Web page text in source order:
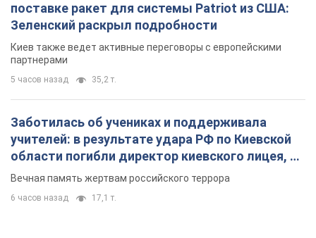
поставке ракет для системы Patriot из США:
Зеленский раскрыл подробности
Киев также ведет активные переговоры с европейскими
партнерами
5 часов назад 35,2 т.
Заботилась об учениках и поддерживала
учителей: в результате удара РФ по Киевской
области погибли директор киевского лицея, её
муж и внук
Вечная память жертвам российского террора
6 часов назад 17,1 т.